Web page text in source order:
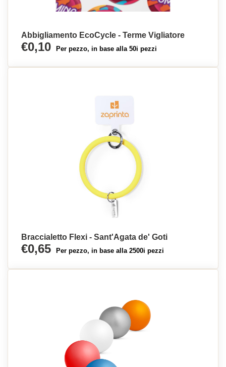
Abbigliamento EcoCycle - Terme Vigliatore
€0,10 Per pezzo, in base alla 50i pezzi
Braccialetto Flexi - Sant'Agata de' Goti
€0,65 Per pezzo, in base alla 2500i pezzi